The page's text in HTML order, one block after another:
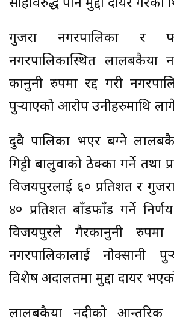
साहविरुद्ध पनि मुद्दा दायर गरेको
गुजरा नगरपालिका र
नगरपालिकास्थित लालबकैया
कानुनी रुपमा रद्द गरी
पुर्‍याएको आरोप उनीहरुमाथि
दुवै पालिका भएर बग्ने
गिट्टी बालुवाको ठेक्का गर्ने तथा
विजयपुरलाई ६० प्रतिशत र
४० प्रतिशत बाँडफाँड गर्ने
विजयपुरले गैरकानुनी रुपमा
नगरपालिकालाई नोक्सानी
विशेष अदालतमा मुद्दा दायर
लालबकैया नदीको आन्तरिक